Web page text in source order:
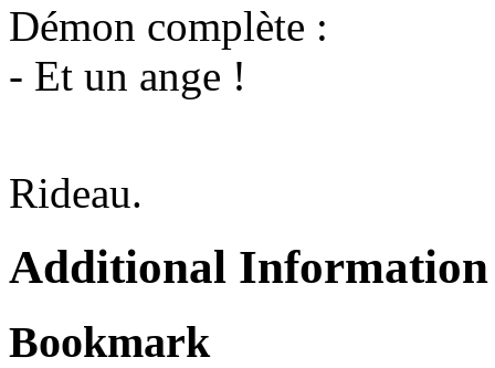
Démon complète :
- Et un ange !
Rideau.
Additional Information
Bookmark